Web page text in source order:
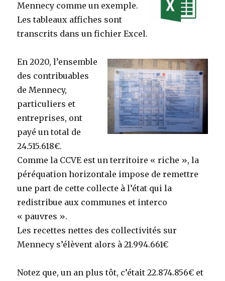
Mennecy comme un exemple.
Les tableaux affiches sont
transcrits dans un fichier Excel.
En 2020, l’ensemble
des contribuables
de Mennecy,
particuliers et
entreprises, ont
payé un total de
24.515.618€.
Comme la CCVE est un territoire « riche », la
péréquation horizontale impose de remettre
une part de cette collecte à l’état qui la
redistribue aux communes et interco
« pauvres ».
Les recettes nettes des collectivités sur
Mennecy s’élèvent alors à 21.994.661€
Notez que, un an plus tôt, c’était 22.874.856€ et